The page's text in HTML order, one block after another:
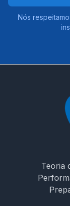
Nós
Teoria